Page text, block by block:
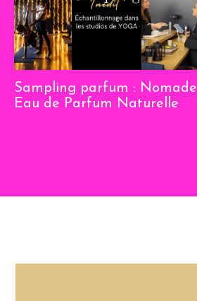
Sampling parfum : Nomade
Eau de Parfum Naturelle